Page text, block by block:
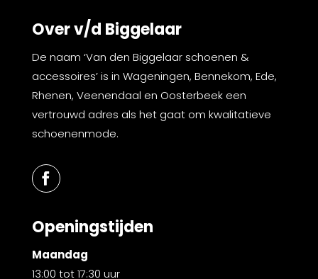
Over v/d Biggelaar
De naam ‘Van den Biggelaar schoenen &
accessoires’ is in Wageningen, Bennekom, Ede,
Rhenen, Veenendaal en Oosterbeek een
vertrouwd adres als het gaat om kwalitatieve
schoenenmode.
Openingstijden
Maandag
13:00 tot 17:30 uur